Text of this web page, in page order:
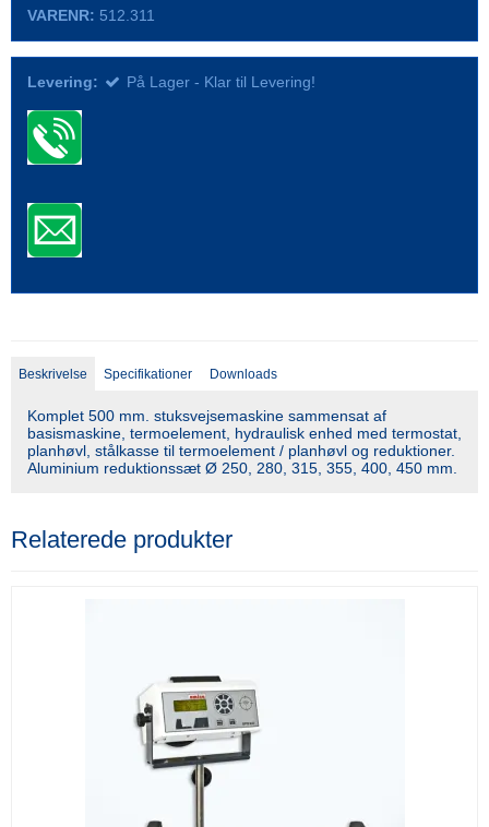
VARENR: 512.311
Levering: På Lager - Klar til Levering!
Beskrivelse Specifikationer Downloads
Komplet 500 mm. stuksvejsemaskine sammensat af
basismaskine, termoelement, hydraulisk enhed med termostat,
planhøvl, stålkasse til termoelement / planhøvl og reduktioner.
Aluminium reduktionssæt Ø 250, 280, 315, 355, 400, 450 mm.
Relaterede produkter